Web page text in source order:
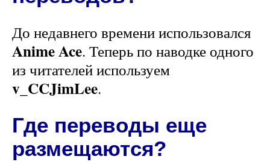
До недавнего времени использовался
Anime Ace. Теперь по наводке одного
из читателей используем
v_CCJimLee.
Где переводы еще
размещаются?